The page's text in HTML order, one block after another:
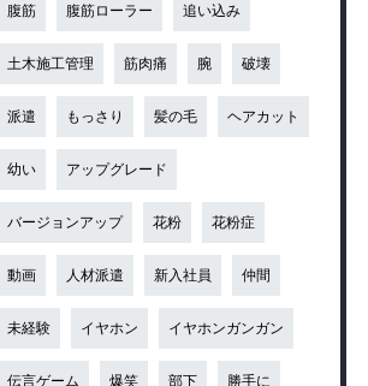
腹筋 腹筋ローラー 追い込み
土木施工管理 筋肉痛 腕 破壊
派遣 もっさり 髪の毛 ヘアカット
幼い アップグレード
バージョンアップ 花粉 花粉症
動画 人材派遣 新入社員 仲間
未経験 イヤホン イヤホンガンガン
伝言ゲーム 爆笑 部下 勝手に